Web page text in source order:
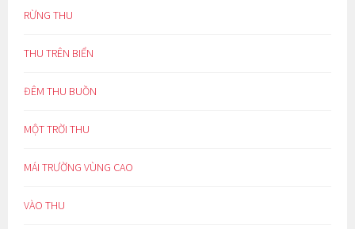
RỪNG THU
THU TRÊN BIỂN
ĐÊM THU BUỒN
MỘT TRỜI THU
MÁI TRƯỜNG VÙNG CAO
VÀO THU